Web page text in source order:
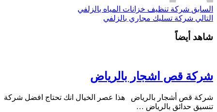
السابق شركة تنظيف خزانات المياه بالزلفي
التالي شركة تسليك مجاري بالزلفي
شاهد أيضاً
شركة قص اشجار بالرياض
شركة قص أشجار بالرياض هذا عصر الخيال انك تحتاج افضل شركة
تنسيق حدائق بالرياض …